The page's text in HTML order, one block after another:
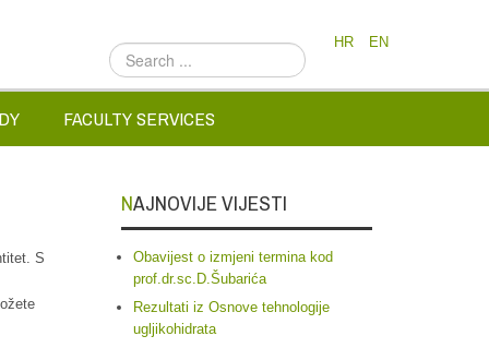
Search
...
HR EN
FACULTY SERVICES
S
NAJNOVIJE VIJESTI
Obavijest o izmjeni termina kod
prof.dr.sc.D.Šubarića
Rezultati iz Osnove tehnologije
ugljikohidrata